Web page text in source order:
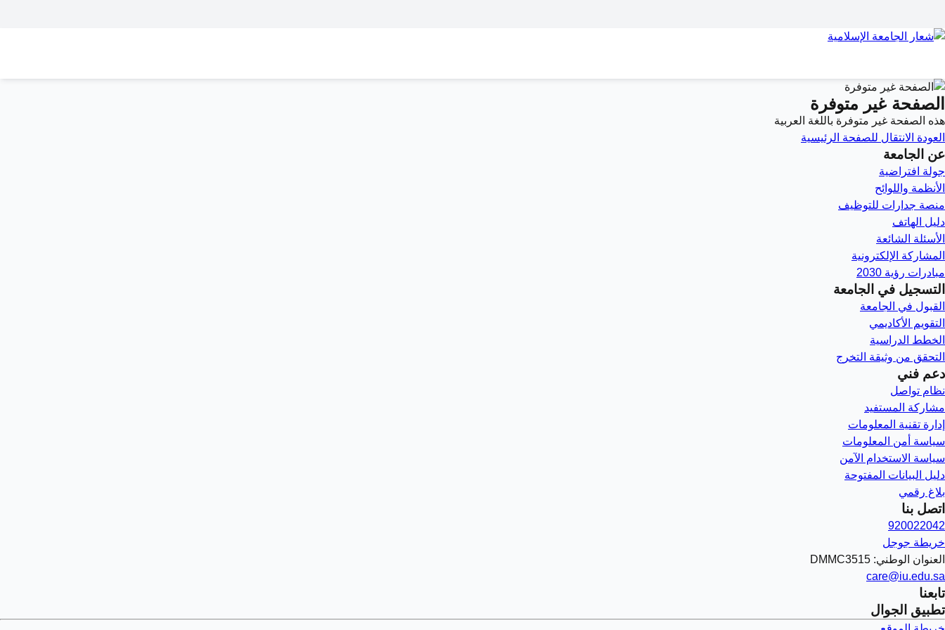
الصفحة غير متوفرة
هذه الصفحة غير متوفرة باللغة العربية
العودة الانتقال للصفحة الرئيسية
عن الجامعة
جولة افتراضية
الأنظمة واللوائح
منصة جدارات للتوظيف
دليل الهاتف
الأسئلة الشائعة
المشاركة الإلكترونية
مبادرات رؤية 2030
التسجيل في الجامعة
القبول في الجامعة
التقويم الأكاديمي
الخطط الدراسية
التحقق من وثيقة التخرج
دعم فني
نظام تواصل
مشاركة المستفيد
إدارة تقنية المعلومات
سياسة أمن المعلومات
سياسة الاستخدام الآمن
دليل البيانات المفتوحة
بلاغ رقمي
اتصل بنا
920022042
خريطة جوجل
العنوان الوطني: DMMC3515
care@iu.edu.sa
تابعنا
تطبيق الجوال